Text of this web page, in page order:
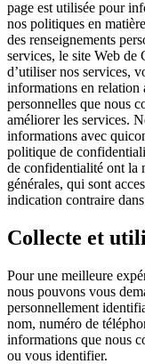
page est utilisée pour
nos politiques en
des renseignements
services, le site Web de
d’utiliser nos services,
informations en relation
personnelles que nous
améliorer les services.
informations avec
politique de
de confidentialité ont la
générales, qui sont
indication contraire
Collecte et
Pour une meilleure
nous pouvons vous
personnellement
nom, numéro de
informations que nous
ou vous identifier.